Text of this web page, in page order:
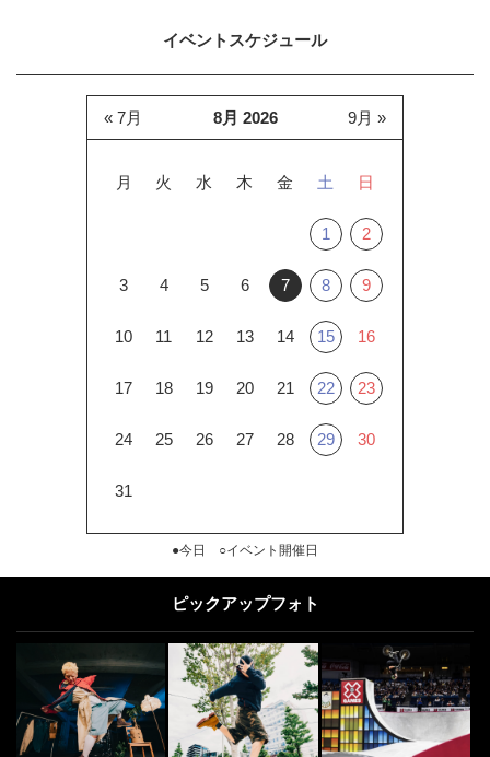
イベントスケジュール
8月 2026
月 火 水 木 金 土 日
1 2
3 4 5 6 7 8 9
10 11 12 13 14 15 16
17 18 19 20 21 22 23
24 25 26 27 28 29 30
31
« 7月 9月 »
●今日 ○イベント開催日
ピックアップフォト